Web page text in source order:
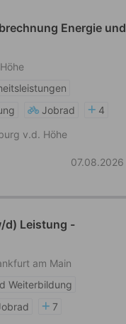
Energie und
Jobrad
4
v.d. Höhe
07.08.2026
d) Leistung -
am Main
Weiterbildung
7